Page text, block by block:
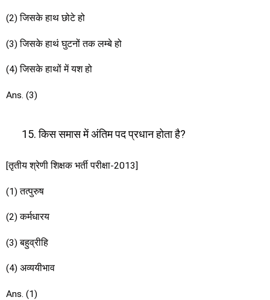
(2) जिसके हाथ छोटे हो
(3) जिसके हाथं घुटनों तक लम्बे हो
(4) जिसके हाथों में यश हो
Ans. (3)
किस समास में अंतिम पद प्रधान होता है?
[तृतीय श्रेणी शिक्षक भर्ती परीक्षा-2013]
(1) तत्पुरुष
(2) कर्मधारय
(3) बहुव्रीहि
(4) अव्ययीभाव
Ans. (1)